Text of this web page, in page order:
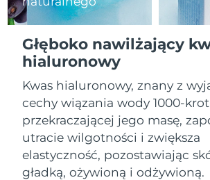
Głęboko nawilżający
hialuronowy
Kwas hialuronowy, znany z
cechy wiązania wody 1000-
przekraczającej jego masę,
utracie wilgotności i zwiększa
elastyczność, pozostawiając
gładką, ożywioną i odżywioną.
Japonia
Jersey